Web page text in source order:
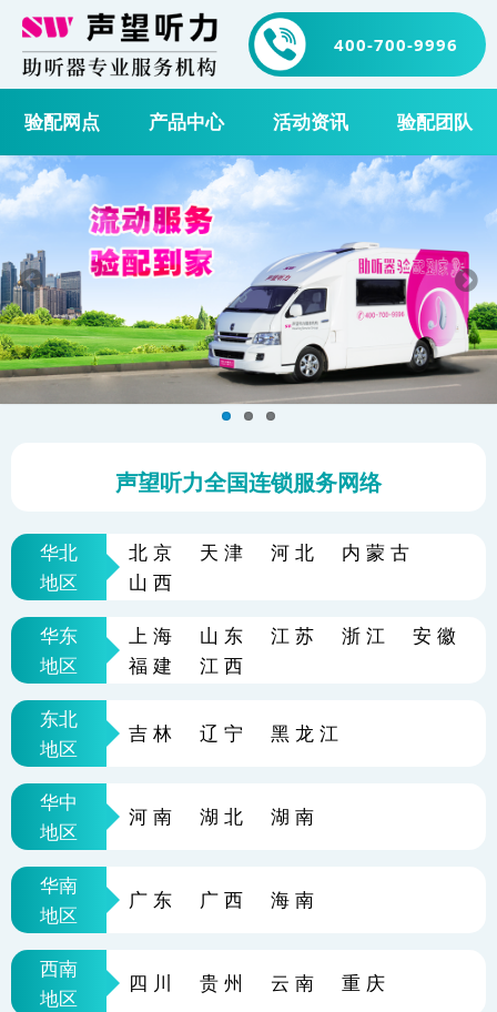
400-700-9996
验配网点 产品中心 活动资讯 验配团队
声望听力全国连锁服务网络
华北 北京 天津 河北
内蒙古
山西
地区
华东 上海 山东 江苏 浙江
安徽
福建
江西
地区
东北
吉林 辽宁 黑龙江
地区
华中
河南 湖北 湖南
地区
华南
广东 广西 海南
地区
西南
四川 贵州 云南 重庆
地区